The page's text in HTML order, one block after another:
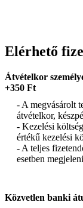
Elérhető
Átvételkor
+350 Ft
- A megvásárolt
átvételkor,
- Kezelési
értékű kezelési
- A teljes
esetben
Közvetlen banki